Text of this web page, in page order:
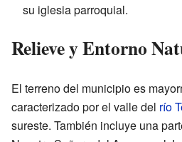
su iglesia parroquial.
Relieve y Entorno
El terreno del municipio es
caracterizado por el valle del río
sureste. También incluye una